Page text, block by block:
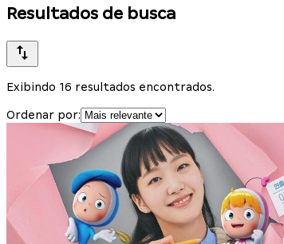
Resultados de busca
Exibindo 16 resultados encontrados.
Ordenar por: